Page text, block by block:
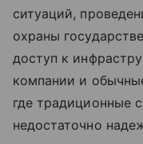
ситуаций,
охраны
доступ к
компании и
где традиционные
недостаточно